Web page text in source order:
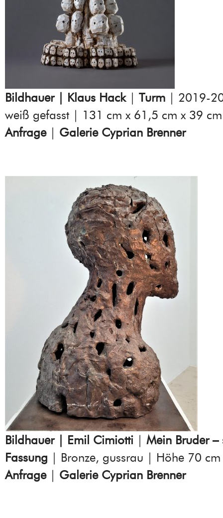
Bildhauer | Klaus Hack| Turm | 2019-
weiß gefasst | 131 cm x 61,5 cm x 39
Anfrage| Galerie Cyprian Brenner
Bildhauer | Emil Cimiotti | Mein Bruder –
Fassung | Bronze, gussrau | Höhe 70
Anfrage| Galerie Cyprian Brenner